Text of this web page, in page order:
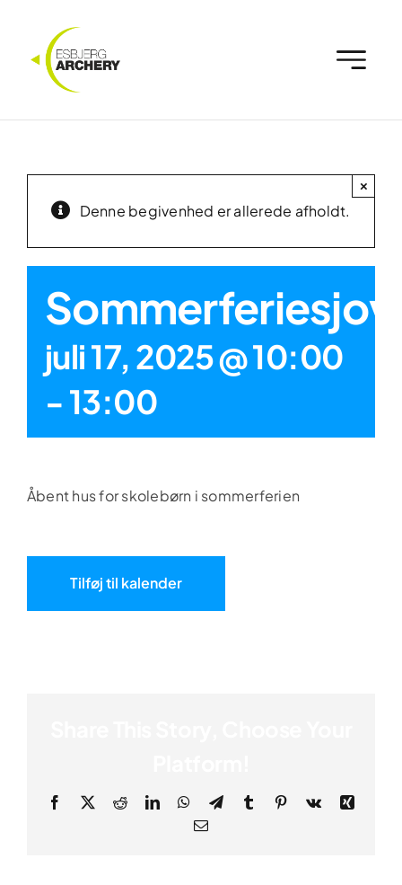
content
Denne begivenhed er allerede afholdt.
×
Sommerferiesjov
juli 17, 2025 @ 10:00
- 13:00
Åbent hus for skolebørn i sommerferien
Tilføj til kalender
Facebook
X RedditLinkedInWhatsApp
TelegramTumblr Pinterest
Vk
Xing
Email